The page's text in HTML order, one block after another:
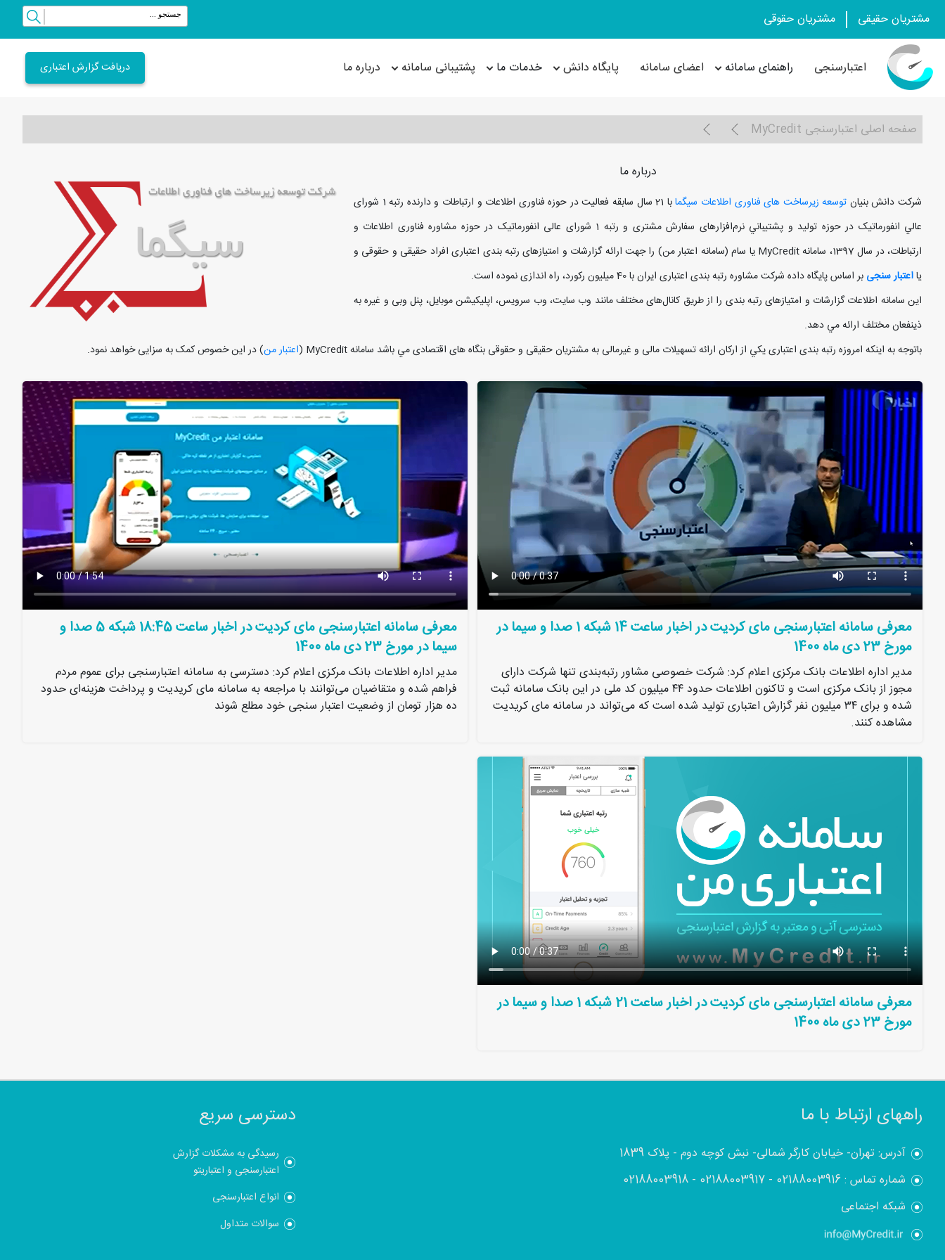
مشتریان حقیقی مشتریان حقوقی
اعتبارسنجی راهنمای سامانه اعضای سامانه پایگاه دانش خدمات ما پشتیبانی سامانه درباره ما دریافت گزارش اعتباری
صفحه اصلی اعتبارسنجی MyCredit
درباره ما
شرکت دانش بنيان توسعه زيرساخت های فناوری اطلاعات سيگما
با 21 سال سابقه فعاليت در حوزه فناوری اطلاعات و ارتباطات و دارنده رتبه 1 شورای
عالي انفورماتيک در حوزه توليد و پشتيباني نرم‌افزارهای سفارش مشتری و رتبه 1 شورای عالی انفورماتیک در حوزه مشاوره فناوری اطلاعات و
ارتباطات، در سال 1397، سامانه MyCredit يا سام (سامانه اعتبار من) را جهت ارائه گزارشات و امتيازهای رتبه بندی اعتباری افراد حقيقی و حقوقی و
یااعتبار سنجی بر اساس پايگاه داده شرکت مشاوره رتبه بندی اعتباری ايران با 40 ميليون رکورد، راه اندازی نموده است.
اين سامانه اطلاعات گزارشات و امتيازهای رتبه‌ بندی را از طريق کانال‌های مختلف مانند وب سايت، وب سرويس، اپليکيشن موبايل، پنل وبی و غيره به
ذينفعان مختلف ارائه مي دهد.
باتوجه به اينکه امروزه رتبه بندی اعتباری يکي از ارکان ارائه تسهيلات مالی و غیرمالی به مشتریان حقیقی و حقوقی بنگاه های اقتصادی مي باشد سامانه MyCredit (
اعتبار من) در اين خصوص کمک به سزايی خواهد نمود.
معرفی سامانه اعتبارسنجی مای کردیت در اخبار ساعت 14 شبکه 1 صدا و سیما در
مورخ 23 دی ماه 1400
مدیر اداره اطلاعات بانک مرکزی اعلام کرد: شرکت خصوصی مشاور رتبه‌بندی تنها شرکت دارای
مجوز از بانک مرکزی است و تاکنون اطلاعات حدود ۴۴ میلیون کد ملی در این بانک سامانه ثبت
شده و برای ۳۴ میلیون نفر گزارش اعتباری تولید شده است که می‌تواند در سامانه مای کریدیت
مشاهده کنند.
معرفی سامانه اعتبارسنجی مای کردیت در اخبار ساعت 18:45 شبکه 5 صدا و
سیما در مورخ 23 دی ماه 1400
مدیر اداره اطلاعات بانک مرکزی اعلام کرد: دسترسی به سامانه اعتبارسنجی برای عموم مردم
فراهم شده و متقاضیان می‌توانند با مراجعه به سامانه مای کریدیت و پرداخت هزینه‌ای حدود
ده هزار تومان از وضعیت اعتبار سنجی خود مطلع شوند
معرفی سامانه اعتبارسنجی مای کردیت در اخبار ساعت 21 شبکه 1 صدا و سیما در
مورخ 23 دی ماه 1400
راههای ارتباط با ما
آدرس: تهران- خیابان کارگر شمالی- نبش کوچه دوم - پلاک 1839
شماره تماس :02188003916
-
02188003917
-
02188003918
شبکه اجتماعی
دسترسی سریع
رسیدگی به مشکلات گزارش
اعتبارسنجی و اعتباریتو
انواع اعتبارسنجی
سوالات متداول